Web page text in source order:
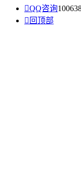
QQ咨询
 回顶部